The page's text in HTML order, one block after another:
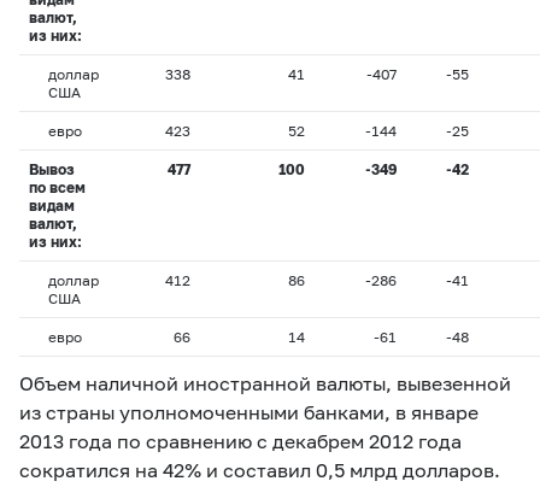
валют,
из них:
доллар
США
338 41 -407 -55
евро 423 52 -144 -25
Вывоз
по всем
видам
валют,
из них:
477 100 -349 -42
доллар
США
412 86 -286 -41
евро 66 14 -61 -48
Объем наличной иностранной валюты, вывезенной
из страны уполномоченными банками, в январе
2013 года по сравнению с декабрем 2012 года
сократился на 42% и составил 0,5 млрд долларов.